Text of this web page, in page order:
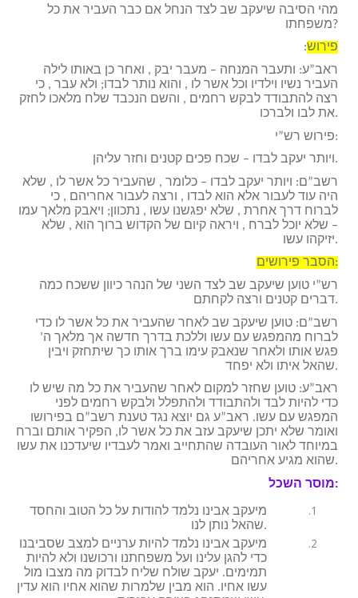
מהי הסיבה שיעקב שב לצד הנחל אם כבר העביר את כל
משפחתו?
פירוש:
ראב”ע: ותעבר המנחה – מעבר יבק , ואחר כן באותו לילה
העביר נשיו וילדיו וכל אשר לו , והוא נותר לבדו; ולא עבר , כי
רצה להתבודד לבקש רחמים , והשם הנכבד שלח מלאכו לחזק
את לבו ולברכו.
פירוש רש”י:
ויותר יעקב לבדו – שכח פכים קטנים וחזר עליהן.
רשב”ם: ויותר יעקב לבדו – כלומר , שהעביר כל אשר לו , שלא
היה עוד לעבור אלא הוא לבדו , ורצה לעבור אחריהם , כי
לברוח דרך אחרת , שלא יפגשנו עשו , נתכוון; ויאבק מלאך עמו
– שלא יוכל לברח , ויראה קיום של הקדוש ברוך הוא , שלא
יזיקהו עשו.
הסבר פירושים:
רש”י טוען שיעקב שב לצד השני של הנהר כיוון ששכח כמה
דברים קטנים ורצה לקחתם.
רשב”ם: טוען שיעקב שב לאחר שהעביר את כל אשר לו כדי
לברוח מהמפגש עם עשו וללכת בדרך חדשה אך מלאך ה’
פגש אותו ולאחר שנאבק עימו ברך אותו כך שיתחזק ויבין
שהאל איתו ולא יפחד.
ראב”ע: טוען שחזר למקום לאחר שהעביר את כל מה שיש לו
כדי להיות לבד ולהתבודד ולהתפלל ולבקש רחמים לפני
המפגש עם עשו. ראב”ע גם יוצא נגד טענת רשב”ם בפירושו
ואומר שלא יתכן שיעקב עזב את כל אשר לו, הפקיר אותם וברח
במיוחד לאור העובדה שהתחייב ואמר לעבדיו שיעדכנו את עשו
שהוא מגיע אחריהם.
מוסר השכל:
מיעקב אבינו נלמד להודות על כל הטוב והחסד
שהאל נותן לנו.
מיעקב אבינו נלמד להיות ערניים למצב שסביבנו
כדי להגן עלינו ועל משפחתנו ורכושנו ולא להיות
תמימים. יעקב שולח שליח לבדוק מה מצבו מול
עשו אחיו. הוא מבין שלמרות שהוא אחיו הוא עדין